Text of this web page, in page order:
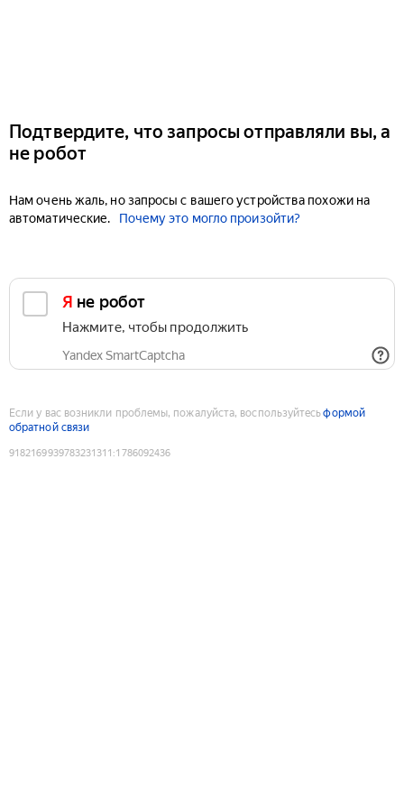
Подтвердите, что запросы отправляли вы, а
не робот
Нам очень жаль, но запросы с вашего устройства похожи на
автоматические.
Почему это могло произойти?
Я не робот
Нажмите, чтобы продолжить
Yandex SmartCaptcha
Если у вас возникли проблемы, пожалуйста, воспользуйтесьформой
обратной связи
9182169939783231311 :1786092436